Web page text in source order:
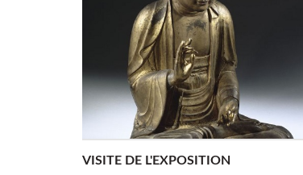
VISITE DE L'EXPOSITION